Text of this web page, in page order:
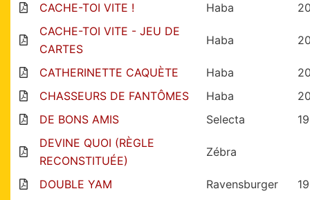
CACHE-TOI VITE !
Haba
CACHE-TOI VITE - JEU DE
CARTES
Haba
CATHERINETTE CAQUÈTE Haba
CHASSEURS DE FANTÔMES
Haba
DE BONS AMIS
Selecta
DEVINE QUOI (RÈGLE
RECONSTITUÉE)
Zébra
DOUBLE YAM Ravensburger